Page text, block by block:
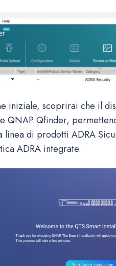
iniziale, scoprirai che il
QNAP Qfinder,
linea di prodotti ADRA
ADRA integrate.